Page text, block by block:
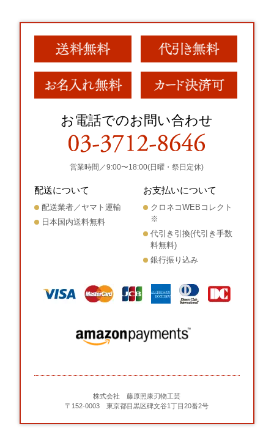
お電話でのお問い合わせ
営業時間／9:00〜18:00(日曜・祭日定休)
配送について
配送業者／ヤマト運輸
日本国内送料無料
お支払いについて
クロネコWEBコレクト
※
代引き引換(代引き手数
料無料)
銀行振り込み
株式会社 藤原照康刃物工芸
〒152-0003 東京都目黒区碑文谷1丁目20番2号